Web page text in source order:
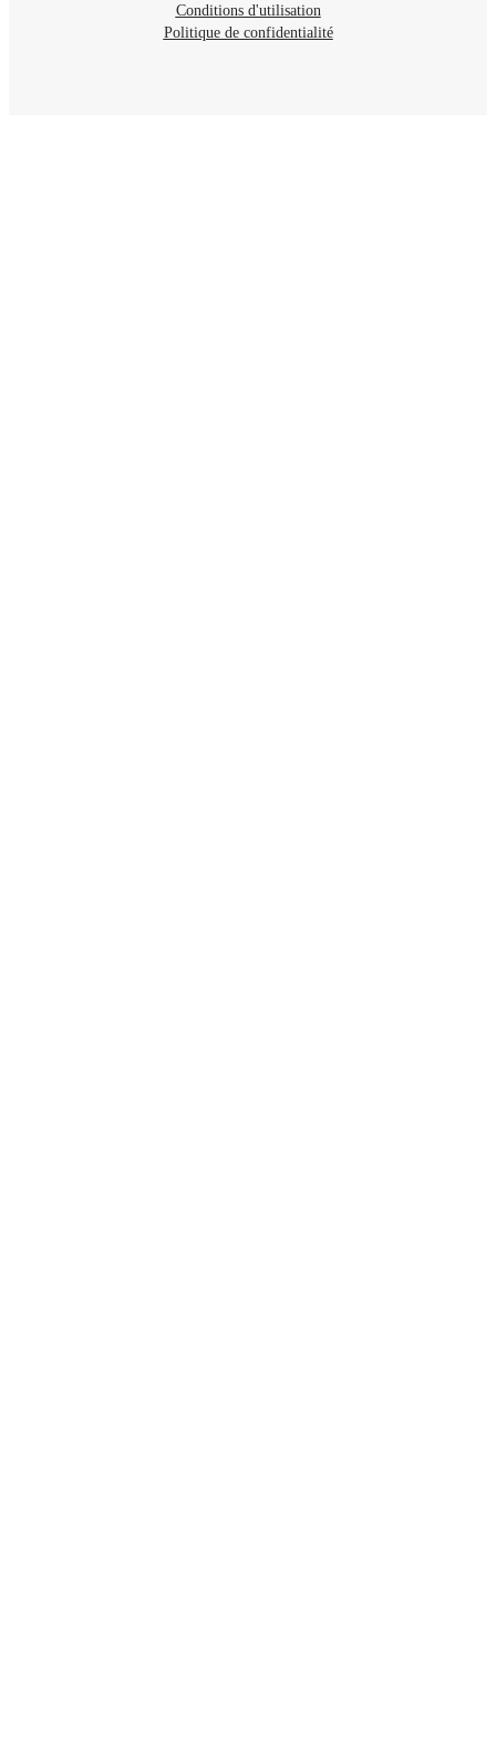
Conditions d'utilisation
Politique de confidentialité